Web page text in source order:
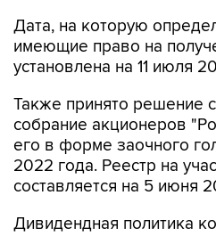
Дата, на которую
имеющие право на
установлена на 11 июля
Также принято решение
собрание акционеров
его в форме заочного
2022 года. Реестр на
составляется на 5 июня
Дивидендная политика